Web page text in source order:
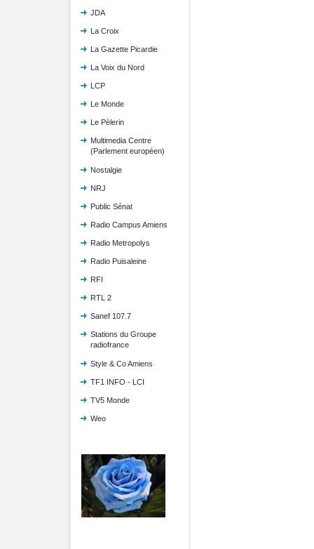
JDA
La Croix
La Gazette Picardie
La Voix du Nord
LCP
Le Monde
Le Pèlerin
Multimedia Centre
(Parlement européen)
Nostalgie
NRJ
Public Sénat
Radio Campus Amiens
Radio Metropolys
Radio Puisaleine
RFI
RTL 2
Sanef 107.7
Stations du Groupe
radiofrance
Style & Co Amiens
TF1 INFO - LCI
TV5 Monde
Weo